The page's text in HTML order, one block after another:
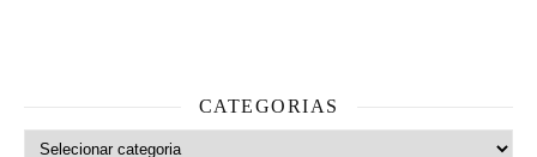
CATEGORIAS
Categorias